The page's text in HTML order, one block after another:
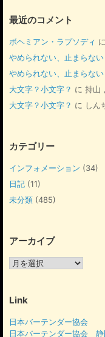
最近のコメント
ボヘミアン・ラプソディ に
やめられない、止まらない
やめられない、止まらない
大文字？小文字？ に 持山
大文字？小文字？ に しん
カテゴリー
インフォメーション (34)
日記 (11)
未分類 (485)
アーカイブ
ア
イ
Link
日本バーテンダー協会
日本バーテンダー協会 静